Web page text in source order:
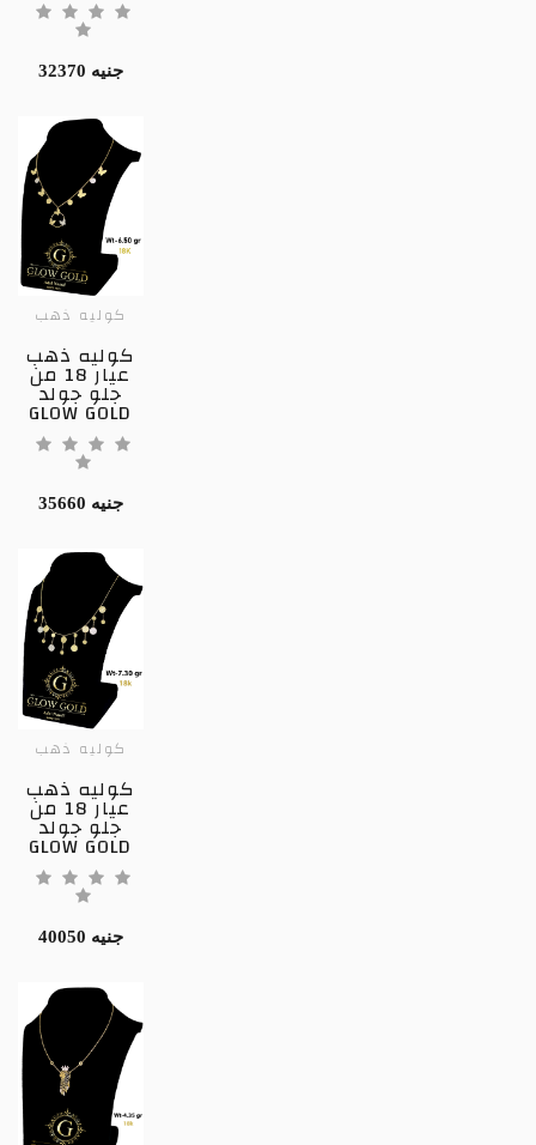
32370 جنيه
كوليه ذهب
كوليه ذهب
عيار 18 من
جلو جولد
GLOW GOLD
35660 جنيه
كوليه ذهب
كوليه ذهب
عيار 18 من
جلو جولد
GLOW GOLD
40050 جنيه